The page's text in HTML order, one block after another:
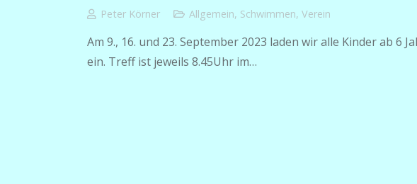
Peter Körner Allgemein, Schwimmen, Verein
Am 9., 16. und 23. September 2023 laden wir alle Kinder ab
ein. Treff ist jeweils 8.45Uhr im…